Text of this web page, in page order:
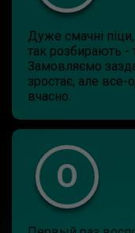
Дуже смачні
так розбирають -
Замовляємо
зростає, але все-
вчасно.
O